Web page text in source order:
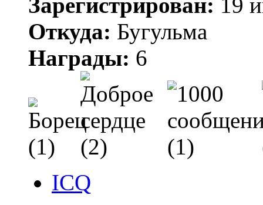
Зарегистрирован: 19
Откуда: Бугульма
Награды: 6
ICQ